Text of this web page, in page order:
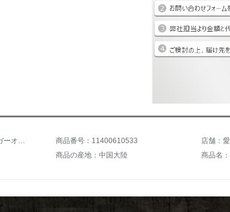
商品名称：アルト独板タイガーオリン入力品級純手作業の実木大人の子供の初心者試験木質演奏級楽器の綴り板1/4清新模古亜光【身長120 cm以上に適しています】 商品番号：11400610533
店舗：
商品の産地：中国大陸 商品名